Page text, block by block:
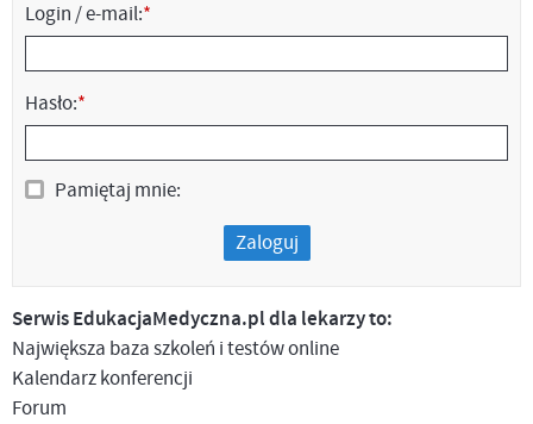
Login / e-mail:*
Hasło:*
Pamiętaj mnie:
Zaloguj
Serwis EdukacjaMedyczna.pl dla lekarzy to:
Największa baza szkoleń i testów online
Kalendarz konferencji
Forum